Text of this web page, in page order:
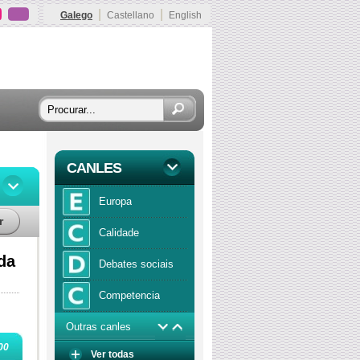
Galego Castellano English
CANLES
Europa
Calidade
Debates sociais
Competencia
Economía
Outras canles
Ver todas